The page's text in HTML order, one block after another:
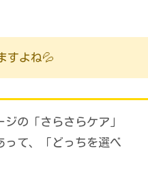
すよね💦
の「さらさらケア」
って、「どっちを選べ